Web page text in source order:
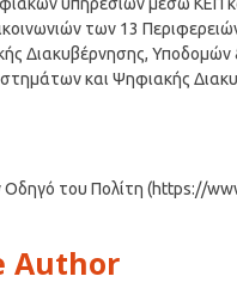
υπηρεσιών μέσω ΚΕΠ
των 13
Διακυβέρνησης, Υποδομών
και Ψηφιακής
Οδηγό του Πολίτη (https://
Author